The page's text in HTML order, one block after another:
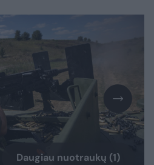
Daugiau nuotraukų (1)